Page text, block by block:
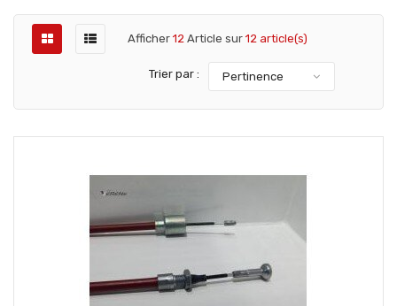
Afficher 12 Article sur 12 article(s)
Trier par : Pertinence